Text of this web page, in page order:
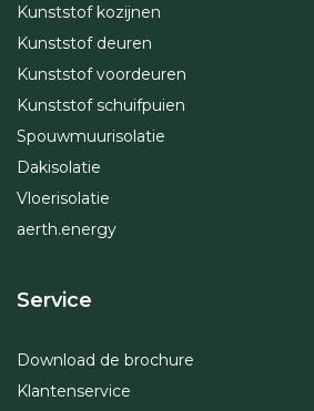
Kunststof kozijnen
Kunststof deuren
Kunststof voordeuren
Kunststof schuifpuien
Spouwmuurisolatie
Dakisolatie
Vloerisolatie
aerth.energy
Service
Download de brochure
Klantenservice